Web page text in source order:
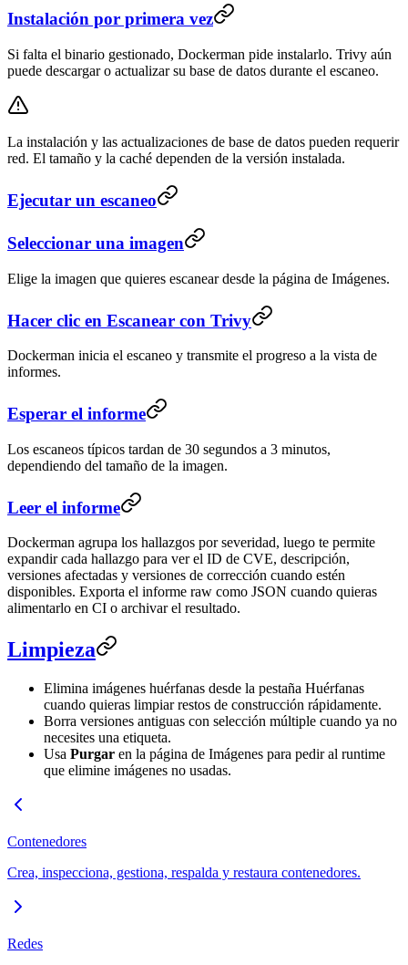
Instalación por primera vez
Si falta el binario gestionado, Dockerman pide instalarlo. Trivy aún
puede descargar o actualizar su base de datos durante el escaneo.
La instalación y las actualizaciones de base de datos pueden requerir
red. El tamaño y la caché dependen de la versión instalada.
Ejecutar un escaneo
Seleccionar una imagen
Elige la imagen que quieres escanear desde la página de Imágenes.
Hacer clic en Escanear con Trivy
Dockerman inicia el escaneo y transmite el progreso a la vista de
informes.
Esperar el informe
Los escaneos típicos tardan de 30 segundos a 3 minutos,
dependiendo del tamaño de la imagen.
Leer el informe
Dockerman agrupa los hallazgos por severidad, luego te permite
expandir cada hallazgo para ver el ID de CVE, descripción,
versiones afectadas y versiones de corrección cuando estén
disponibles. Exporta el informe raw como JSON cuando quieras
alimentarlo en CI o archivar el resultado.
Limpieza
Elimina imágenes huérfanas desde la pestaña Huérfanas
cuando quieras limpiar restos de construcción rápidamente.
Borra versiones antiguas con selección múltiple cuando ya no
necesites una etiqueta.
Usa Purgar en la página de Imágenes para pedir al runtime
que elimine imágenes no usadas.
Contenedores
Crea, inspecciona, gestiona, respalda y restaura contenedores.
Redes